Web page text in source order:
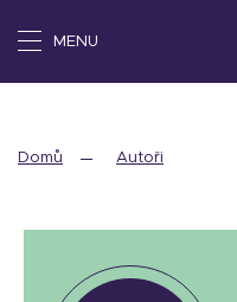
MENU
Domů Autoři